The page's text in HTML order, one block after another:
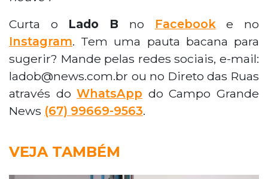
Curta o Lado B no Facebook e no
Instagram. Tem uma pauta bacana para
sugerir? Mande pelas redes sociais, e-mail:
ladob@news.com.br ou no Direto das Ruas
através doWhatsApp do Campo Grande
News (67) 99669-9563.
VEJA TAMBÉM